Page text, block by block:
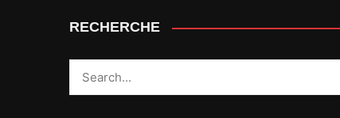
RECHERCHE